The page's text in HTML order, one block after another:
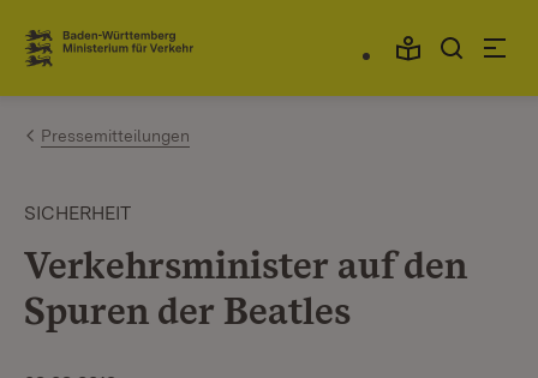
Zum Inhalt springen
Link zur Startseite
Pressemitteilungen
SICHERHEIT
Verkehrsminister auf den
Spuren der Beatles